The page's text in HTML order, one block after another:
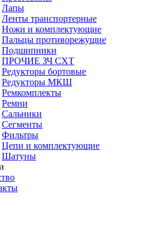
Лапы
Ленты транспортерные
Ножи и комплектующие
Пальцы противорежущие
Подшипники
ПРОЧИЕ ЗЧ СХТ
Редукторы бортовые
Редукторы МКШ
Ремкомплекты
Ремни
Сальники
Сегменты
Фильтры
Цепи и комплектующие
Шатуны